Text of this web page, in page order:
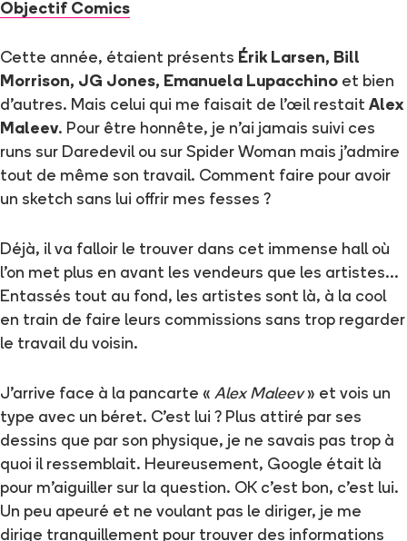
Objectif Comics
Cette année, étaient présents Érik Larsen, Bill
Morrison, JG Jones, Emanuela Lupacchino et bien
d’autres. Mais celui qui me faisait de l’œil restait Alex
Maleev. Pour être honnête, je n’ai jamais suivi ces
runs sur Daredevil ou sur Spider Woman mais j’admire
tout de même son travail. Comment faire pour avoir
un sketch sans lui offrir mes fesses ?
Déjà, il va falloir le trouver dans cet immense hall où
l’on met plus en avant les vendeurs que les artistes…
Entassés tout au fond, les artistes sont là, à la cool
en train de faire leurs commissions sans trop regarder
le travail du voisin.
J’arrive face à la pancarte « Alex Maleev» et vois un
type avec un béret. C’est lui ? Plus attiré par ses
dessins que par son physique, je ne savais pas trop à
quoi il ressemblait. Heureusement, Google était là
pour m’aiguiller sur la question. OK c’est bon, c’est lui.
Un peu apeuré et ne voulant pas le diriger, je me
dirige tranquillement pour trouver des informations